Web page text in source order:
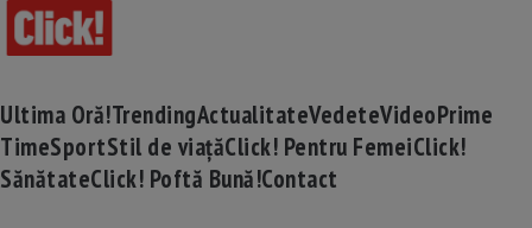
Ultima Oră!TrendingActualitateVedeteVideoPrime
TimeSportStil de viațăClick! Pentru FemeiClick!
SănătateClick! Poftă Bună!Contact